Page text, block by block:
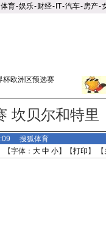
体育-娱乐-财经- IT-汽车-房产-
杯欧洲区预选赛
坎贝尔和特里
搜狐体育
【字体： 大 中 小】【打印 】 【